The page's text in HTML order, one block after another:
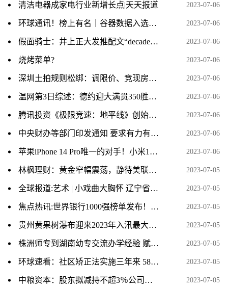
清洁电器成家电行业新增长点|天天报道 2023-07-06
环球通讯！榜上有名｜谷器数据入选2023工业互联网500强榜单 2023-07-06
假面骑士：井上正大发推配文“decade”，或将开启帝骑复活赛？粉丝说不要拍出21神主了 当前热点 2023-07-06
烧烤菜单? 2023-07-06
深圳土拍规则松绑：调限价、竞现房、不竞“保” 2023-07-06
温网第3日综述：德约迎大满贯350胜，张帅惨遭巡回赛12连败 每日头条 2023-07-06
腾讯投资《极限竞速：地平线》创始人新工作室 打造全新3A 当前关注 2023-07-06
中央财办等部门印发通知 要求有力有序有效推广“千万工程”经验 2023-07-06
苹果iPhone 14 Pro唯一的对手！小米13官网的评价数已破百万|环球播资讯 2023-07-06
林枫理财：黄金窄幅震荡，静待美联储指引方向-今日热议 2023-07-05
全球报道:艺术 | 小戏曲大胸怀 辽宁省第二届地方戏曲小戏展演开幕 2023-07-05
焦点热讯:世界银行1000强榜单发布！10家中国银行进入20强 2023-07-05
贵州黄果树瀑布迎来2023年入汛最大水量 当前关注 2023-07-05
株洲师专到湖南幼专交流办学经验 赋能职业教育高质量发展 2023-07-05
环球速看：社区矫正法实施三年来 58万人次社区矫正对象接受就业或就学指导 2023-07-05
中粮资本：股东拟减持不超3％公司股份 2023-07-05